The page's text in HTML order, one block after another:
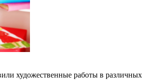
художественные работы в